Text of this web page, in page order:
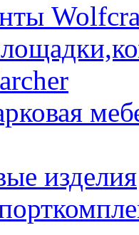
изделия